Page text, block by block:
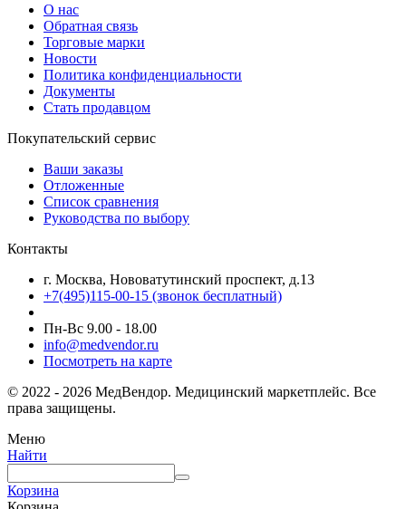
О нас
Обратная связь
Торговые марки
Новости
Политика конфиденциальности
Документы
Стать продавцом
Покупательский сервис
Ваши заказы
Отложенные
Список сравнения
Руководства по выбору
Контакты
г. Москва, Нововатутинский проспект, д.13
+7(495)115-00-15 (звонок бесплатный)
Пн-Вс 9.00 - 18.00
info@medvendor.ru
Посмотреть на карте
© 2022 - 2026 МедВендор. Медицинский маркетплейс. Все
права защищены.
Меню
Найти
Корзина